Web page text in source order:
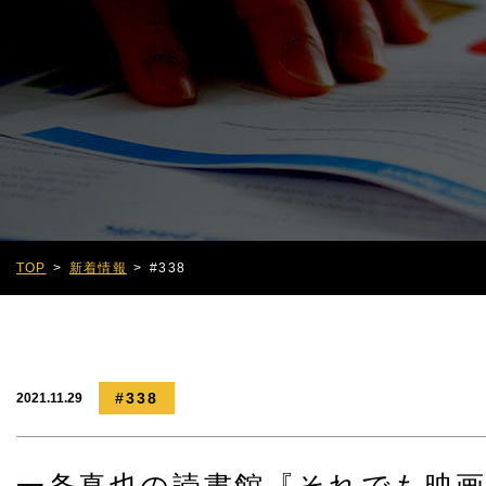
TOP 新着情報 #338
2021.11.29 #338